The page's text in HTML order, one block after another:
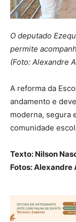
O deputado
permite
(Foto: Alexandre
A reforma da
andamento e
moderna, segura
comunidade
Texto: Nilson
Fotos: Alexandre